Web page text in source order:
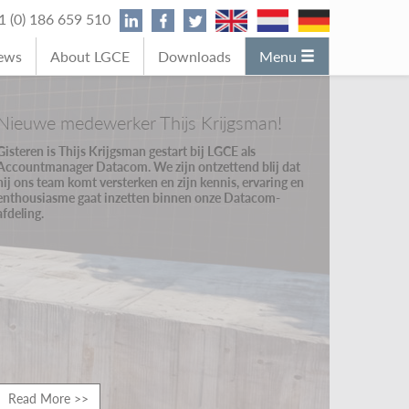
(0) 186 659 510
About LGCE Downloads Menu
medewerker Thijs Krijgsman!
is Thijs Krijgsman gestart bij LGCE als
Datacom. We zijn ontzettend blij dat
ons team komt versterken en zijn kennis, ervaring en
gaat inzetten binnen onze Datacom-
Read More >>